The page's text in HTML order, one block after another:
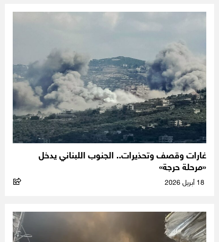
غارات وقصف وتحذيرات.. الجنوب اللبناني يدخل
«مرحلة حرجة»